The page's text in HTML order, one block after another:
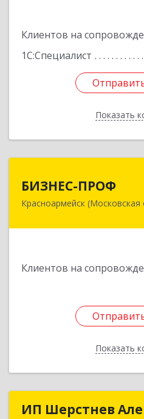
Клиентов на
1С:Специалист
Показать
БИЗНЕС-ПРОФ
Красноармейск (Московская
Клиентов на
Показать
141290,
ИП Шерстнев
ИП